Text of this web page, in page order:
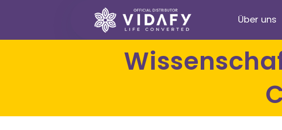
Über uns
Wissenschaftliche Forschung zu